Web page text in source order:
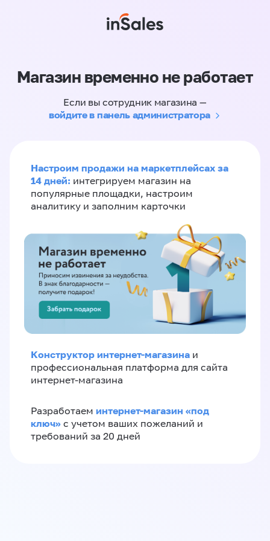
Магазин временно не работает
Если вы сотрудник магазина —
войдите в панель администратора
Настроим продажи на маркетплейсах за
14 дней: интегрируем магазин на
популярные площадки, настроим
аналитику и заполним карточки
Конструктор интернет-магазина и
профессиональная платформа для сайта
интернет-магазина
Разработаем интернет-магазин «‎под
ключ»‎ с учетом ваших пожеланий и
требований за 20 дней